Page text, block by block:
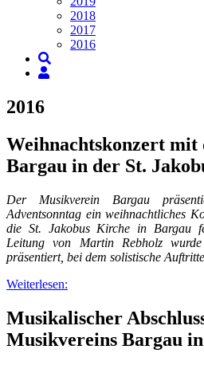
2018
2017
2016
2016
Weihnachtskonzert
Bargau in der St.
Der Musikverein Bargau
Adventsonntag ein weihnachtliches
die St. Jakobus Kirche in Bargau
Leitung von Martin Rebholz
präsentiert, bei dem solistische
Weiterlesen:
Musikalischer
Musikvereins Bargau